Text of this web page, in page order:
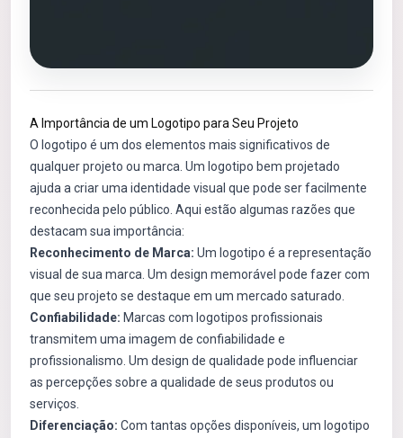
A Importância de um Logotipo para Seu Projeto
O logotipo é um dos elementos mais significativos de
qualquer projeto ou marca. Um logotipo bem projetado
ajuda a criar uma identidade visual que pode ser facilmente
reconhecida pelo público. Aqui estão algumas razões que
destacam sua importância:
Reconhecimento de Marca: Um logotipo é a representação
visual de sua marca. Um design memorável pode fazer com
que seu projeto se destaque em um mercado saturado.
Confiabilidade: Marcas com logotipos profissionais
transmitem uma imagem de confiabilidade e
profissionalismo. Um design de qualidade pode influenciar
as percepções sobre a qualidade de seus produtos ou
serviços.
Diferenciação: Com tantas opções disponíveis, um logotipo